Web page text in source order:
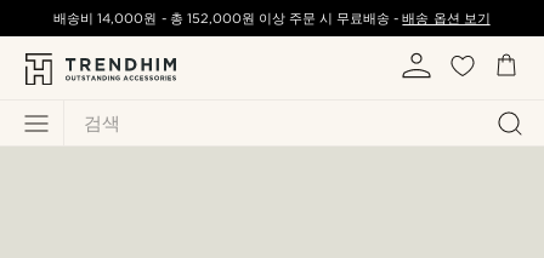
검색
배송비14,000원 - 총 152,000원 이상 주문 시 무료배송 -배송 옵션 보기